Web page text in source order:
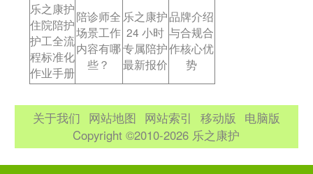
乐之康护
住院陪护
护工全流
程标准化
作业手册
陪诊师全
场景工作
内容有哪
些？
乐之康护
24 小时
专属陪护
最新报价
品牌介绍
与合规合
作核心优
势
关于我们 网站地图 网站索引 移动版
电脑版
Copyright ©2010-2026 乐之康护